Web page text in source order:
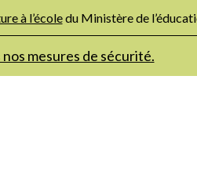
à l’écoledu Ministère de
mesures de sécurité.